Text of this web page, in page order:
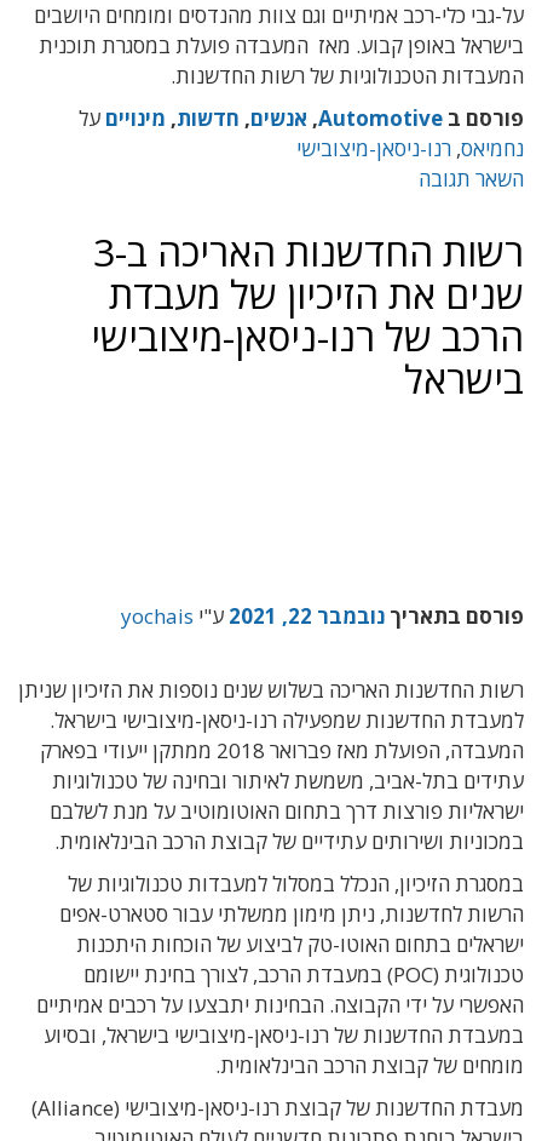
על-גבי כלי-רכב אמיתיים וגם צוות מהנדסים ומומחים היושבים
בישראל באופן קבוע. מאז המעבדה פועלת במסגרת תוכנית
המעבדות הטכנולוגיות של רשות החדשנות.
פורסם ב Automotive
, אנשים, חדשות, מינויים על
נחמיאס, רנו-ניסאן-מיצובישי
השאר תגובה
רשות החדשנות האריכה ב-3
שנים את הזיכיון של מעבדת
הרכב של רנו-ניסאן-מיצובישי
בישראל
פורסם בתאריך נובמבר 22, 2021 ע"י yochais
רשות החדשנות האריכה בשלוש שנים נוספות את הזיכיון שניתן
למעבדת החדשנות שמפעילה רנו-ניסאן-מיצובישי בישראל.
המעבדה, הפועלת מאז פברואר 2018 ממתקן ייעודי בפארק
עתידים בתל-אביב, משמשת לאיתור ובחינה של טכנולוגיות
ישראליות פורצות דרך בתחום האוטומוטיב על מנת לשלבם
במכוניות ושירותים עתידיים של קבוצת הרכב הבינלאומית.
במסגרת הזיכיון, הנכלל במסלול למעבדות טכנולוגיות של
הרשות לחדשנות, ניתן מימון ממשלתי עבור סטארט-אפים
ישראלים בתחום האוטו-טק לביצוע של הוכחות היתכנות
טכנולוגית (POC) במעבדת הרכב, לצורך בחינת יישומם
האפשרי על ידי הקבוצה. הבחינות יתבצעו על רכבים אמיתיים
במעבדת החדשנות של רנו-ניסאן-מיצובישי בישראל, ובסיוע
מומחים של קבוצת הרכב הבינלאומית.
מעבדת החדשנות של קבוצת רנו-ניסאן-מיצובישי (Alliance)